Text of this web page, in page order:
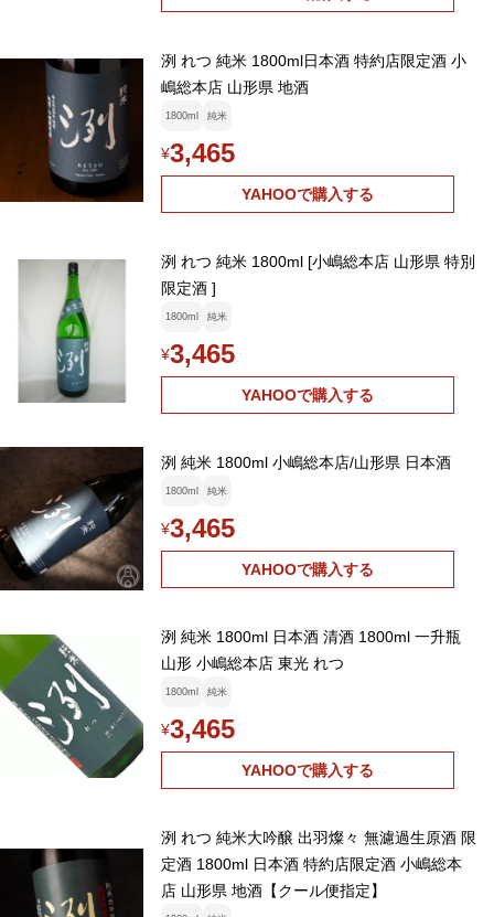
洌 れつ 純米 1800ml日本酒 特約店限定酒 小
嶋総本店 山形県 地酒
1800ml 純米
¥3,465
YAHOOで購入する
洌 れつ 純米 1800ml [小嶋総本店 山形県 特別
限定酒 ]
1800ml 純米
¥3,465
YAHOOで購入する
洌 純米 1800ml 小嶋総本店/山形県 日本酒
1800ml 純米
¥3,465
YAHOOで購入する
洌 純米 1800ml 日本酒 清酒 1800ml 一升瓶
山形 小嶋総本店 東光 れつ
1800ml 純米
¥3,465
YAHOOで購入する
洌 れつ 純米大吟醸 出羽燦々 無濾過生原酒 限
定酒 1800ml 日本酒 特約店限定酒 小嶋総本
店 山形県 地酒【クール便指定】